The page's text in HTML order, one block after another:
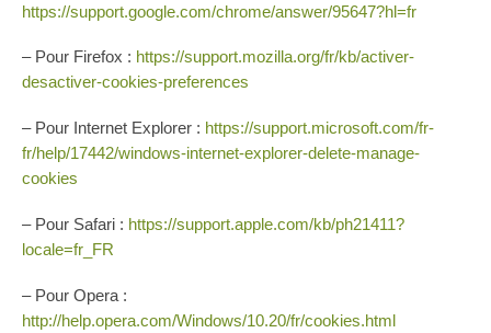
https://support.google.com/chrome/answer/95647?hl=fr
– Pour Firefox : https://support.mozilla.org/fr/kb/activer-
desactiver-cookies-preferences
– Pour Internet Explorer : https://support.microsoft.com/fr-
fr/help/17442/windows-internet-explorer-delete-manage-
cookies
– Pour Safari : https://support.apple.com/kb/ph21411?
locale=fr_FR
– Pour Opera :
http://help.opera.com/Windows/10.20/fr/cookies.html